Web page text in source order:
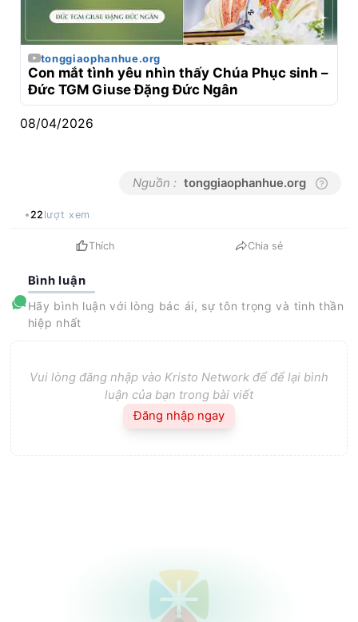
tonggiaophanhue.org
Con mắt tình yêu nhìn thấy Chúa Phục sinh –
Đức TGM Giuse Đặng Đức Ngân
08/04/2026
Nguồn : tonggiaophanhue.org
22 lượt xem
Thích Chia sẻ
Bình luận
Hãy bình luận với lòng bác ái, sự tôn trọng và tinh thần
hiệp nhất
Vui lòng đăng nhập vào Kristo Network để để lại bình
luận của bạn trong bài viết
Đăng nhập ngay